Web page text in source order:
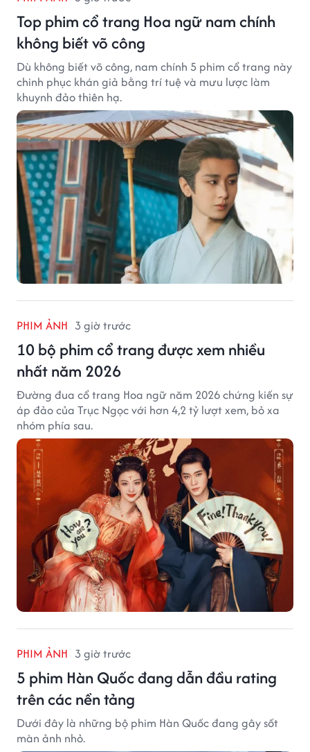
Top phim cổ trang Hoa ngữ nam chính
không biết võ công
Dù không biết võ công, nam chính 5 phim cổ trang này
chinh phục khán giả bằng trí tuệ và mưu lược làm
khuynh đảo thiên hạ.
PHIM ẢNH 3 giờ trước
10 bộ phim cổ trang được xem nhiều
nhất năm 2026
Đường đua cổ trang Hoa ngữ năm 2026 chứng kiến sự
áp đảo của Trục Ngọc với hơn 4,2 tỷ lượt xem, bỏ xa
nhóm phía sau.
PHIM ẢNH 3 giờ trước
5 phim Hàn Quốc đang dẫn đầu rating
trên các nền tảng
Dưới đây là những bộ phim Hàn Quốc đang gây sốt
màn ảnh nhỏ.